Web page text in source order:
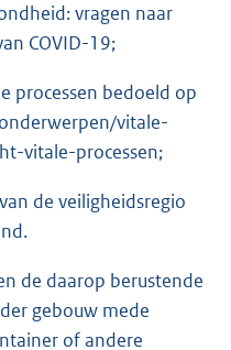
vragen naar
COVID-19;
processen bedoeld op
vitale-
vitale-processen;
de veiligheidsregio
de daarop berustende
gebouw mede
of andere